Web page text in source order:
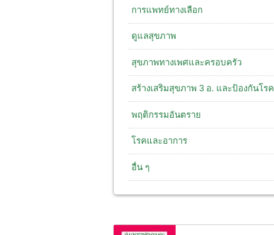
การแพทย์ทางเลือก
ดูแลสุขภาพ
สุขภาพทางเพศและครอบครัว
สร้างเสริมสุขภาพ 3 อ. และป้องกันโรค
พฤติกรรมอันตราย
โรคและอาการ
อื่น ๆ